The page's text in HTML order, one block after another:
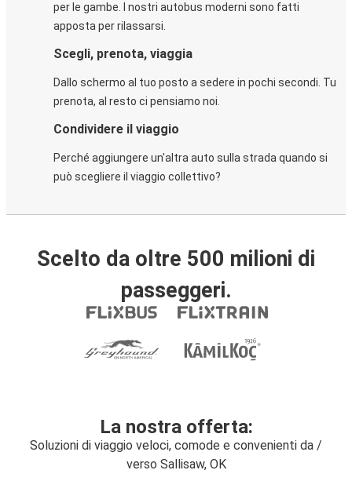
per le gambe. I nostri autobus moderni sono fatti
apposta per rilassarsi.
Scegli, prenota, viaggia
Dallo schermo al tuo posto a sedere in pochi secondi. Tu
prenota, al resto ci pensiamo noi.
Condividere il viaggio
Perché aggiungere un'altra auto sulla strada quando si
può scegliere il viaggio collettivo?
Scelto da oltre 500 milioni di
passeggeri.
La nostra offerta:
Soluzioni di viaggio veloci, comode e convenienti da /
verso Sallisaw, OK